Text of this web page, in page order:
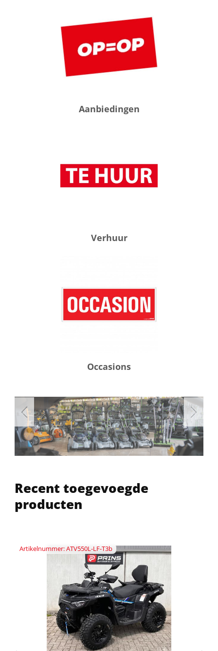
Aanbiedingen
Verhuur
Occasions
Recent toegevoegde
producten
Artikelnummer: ATV550L-LF-T3b